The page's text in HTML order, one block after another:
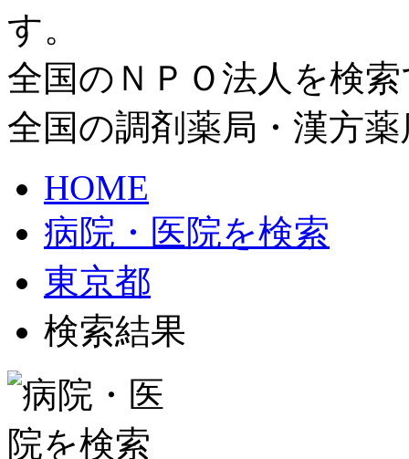
す。
全国のＮＰＯ法人を検
全国の調剤薬局・漢方
HOME
病院・医院を検索
東京都
検索結果